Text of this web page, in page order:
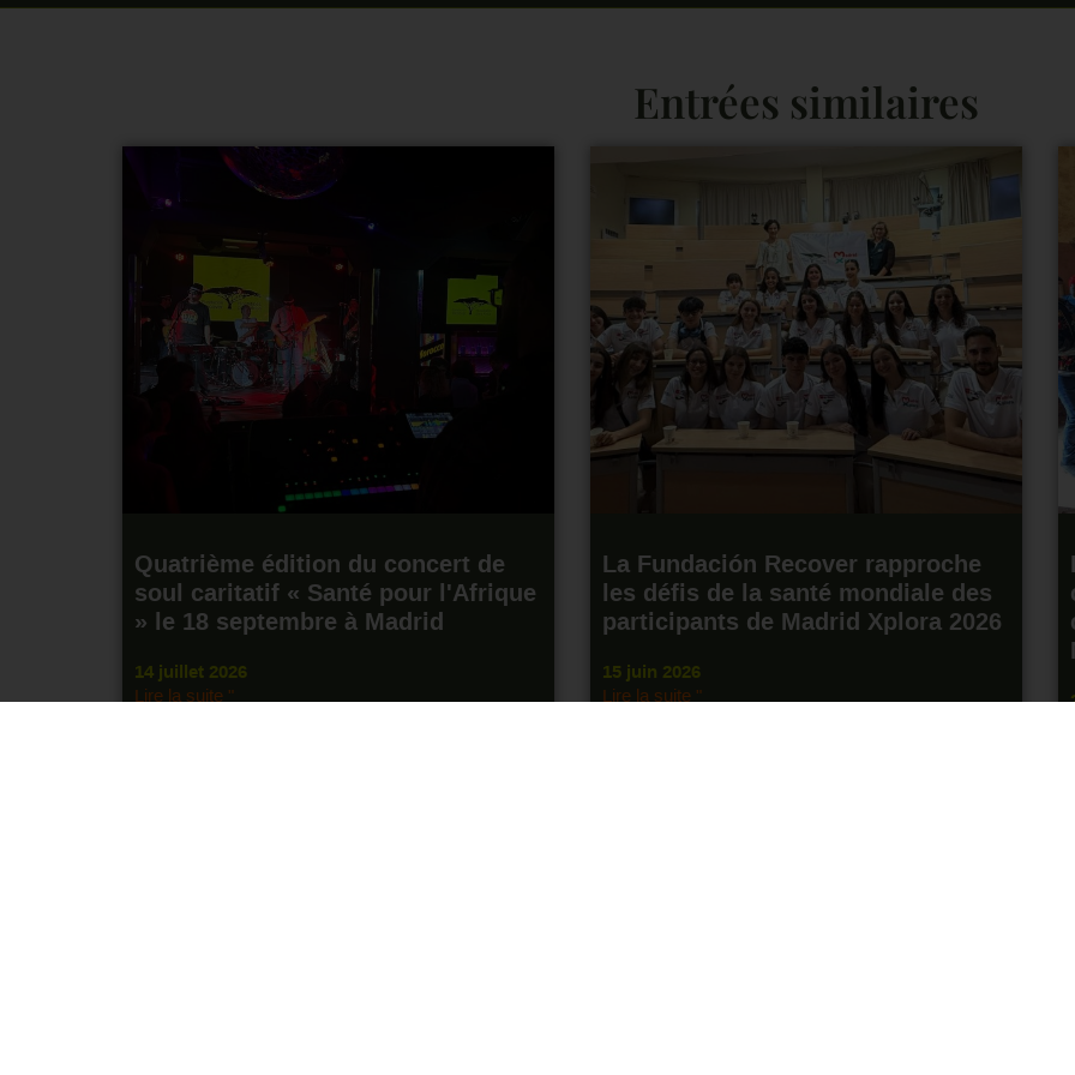
Entrées similaires
Quatrième édition du concert de
soul caritatif « Santé pour l'Afrique
» le 18 septembre à Madrid
14 juillet 2026
Lire la suite "
La Fundación Recover rapproche
les défis de la santé mondiale des
participants de Madrid Xplora 2026
15 juin 2026
Lire la suite "